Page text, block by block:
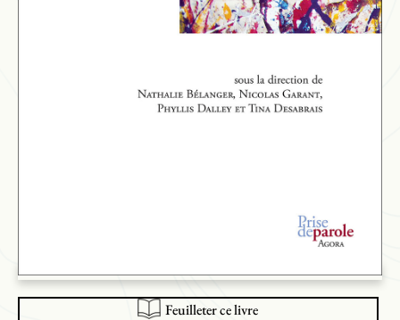
Feuilleter ce livre